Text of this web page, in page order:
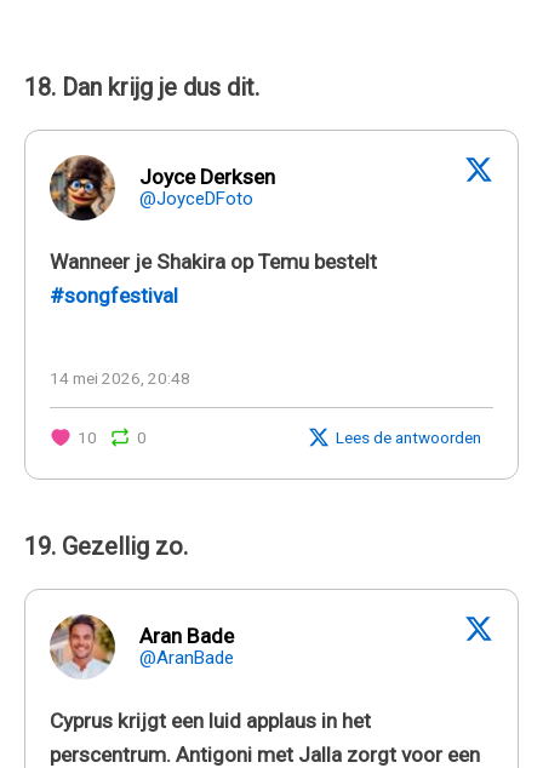
18. Dan krijg je dus dit.
Joyce Derksen
@JoyceDFoto
Wanneer je Shakira op Temu bestelt
#songfestival
14 mei 2026, 20:48
10 0 Lees de antwoorden
19. Gezellig zo.
Aran Bade
@AranBade
Cyprus krijgt een luid applaus in het
perscentrum. Antigoni met Jalla zorgt voor een